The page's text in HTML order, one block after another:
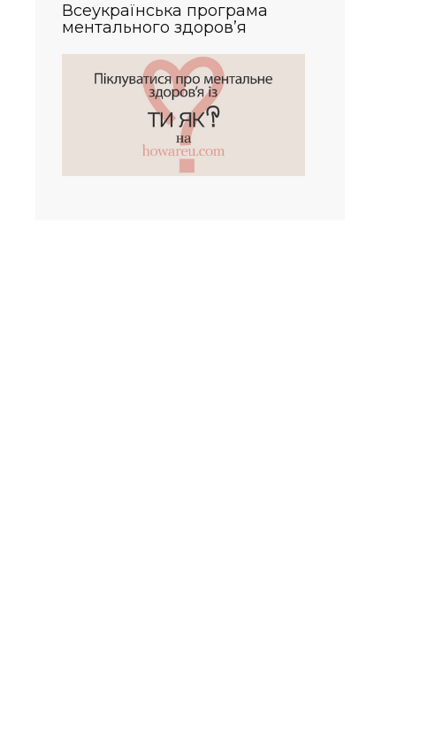
Всеукраїнська програма
ментального здоров’я